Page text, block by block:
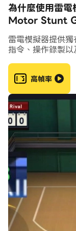
在無盡的賽車類型
者，並在職業模
聲音你需要完成購
遊戲街機賽車本
速公路職業模式
景觀，然後開始
器和終極摩托車模
其中嘗試具有重型
些危險的特技：
為最快的摩托車
托車賽車遊戲的
高速，同時創造
你最喜歡的摩托
歡的騎手角色，並
受成為一名出色
載並享受。
為什麼使用雷
Motor Stunt
雷電模擬器提供
指令、操作錄製
高幀率